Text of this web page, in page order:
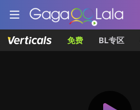
免费 BL专区